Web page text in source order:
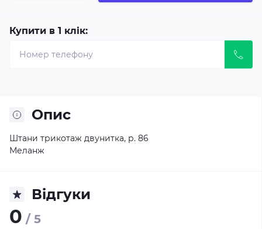
Купити в 1 клік:
Опис
Штани трикотаж двунитка, р. 86
Меланж
Відгуки
0 / 5